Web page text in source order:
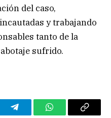
del caso,
y trabajando
tanto de la
sufrido.
TelegramWhatsAppCopy